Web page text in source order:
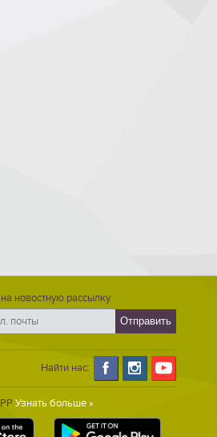
новостную рассылку
Найти нас:
Узнать больше »